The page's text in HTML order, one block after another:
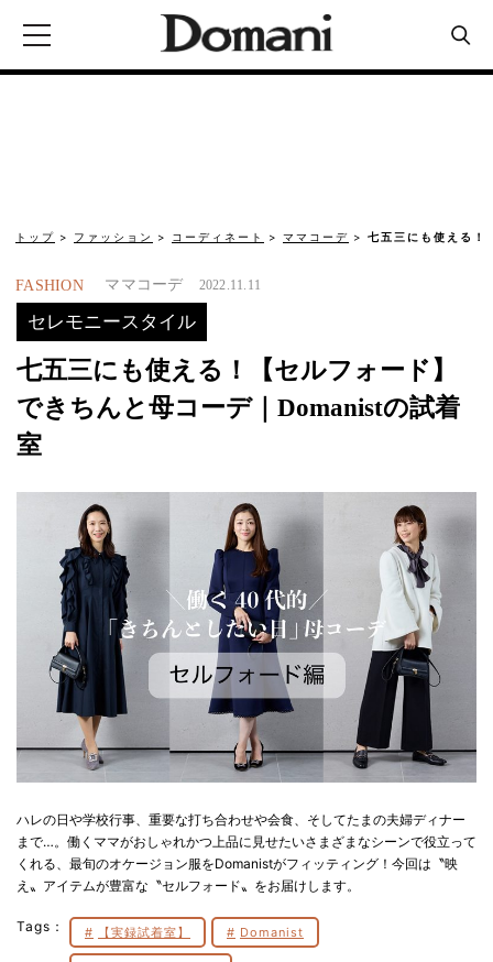
トップ ファッション コーディネート ママコーデ 七五三にも使える！
FASHION ママコーデ 2022.11.11
セレモニースタイル
七五三にも使える！【セルフォード】
できちんと母コーデ｜Domanistの試着
室
ハレの日や学校行事、重要な打ち合わせや会食、そしてたまの夫婦ディナー
まで…。働くママがおしゃれかつ上品に見せたいさまざまなシーンで役立って
くれる、最旬のオケージョン服をDomanistがフィッティング！今回は〝映
え〟アイテムが豊富な〝セルフォード〟をお届けします。
Tags： 【実録試着室】 Domanist